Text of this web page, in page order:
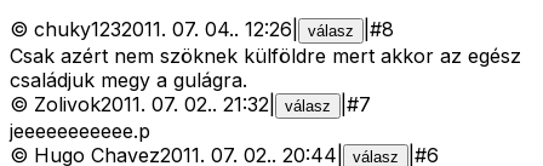
© chuky1232011. 07. 04.. 12:26 válasz #8
Csak azért nem szöknek külföldre mert akkor az egész
családjuk megy a gulágra.
© Zolivok2011. 07. 02.. 21:32 válasz #7
jeeeeeeeeeee.p
© Hugo Chavez2011. 07. 02.. 20:44 válasz #6